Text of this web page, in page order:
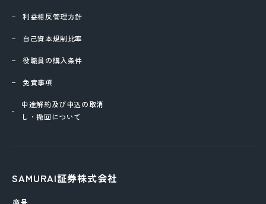
利益相反管理方針
自己資本規制比率
役職員の購入条件
免責事項
中途解約及び申込の取消
し・撤回について
SAMURAI証券株式会社
商号